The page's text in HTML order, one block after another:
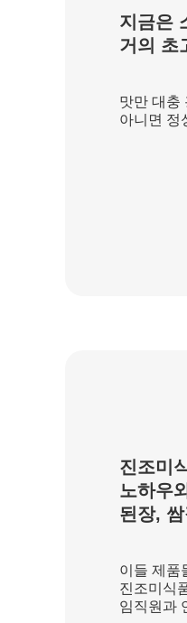
지금은
거의 초
맛만 대충
아니면 정
진조미
노하우
된장,
이들 제품
진조미식
임직원과